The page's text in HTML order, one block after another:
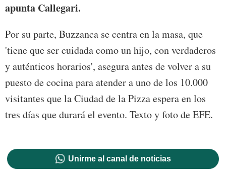
apunta Callegari.
Por su parte, Buzzanca se centra en la masa, que
'tiene que ser cuidada como un hijo, con verdaderos
y auténticos horarios', asegura antes de volver a su
puesto de cocina para atender a uno de los 10.000
visitantes que la Ciudad de la Pizza espera en los
tres días que durará el evento. Texto y foto de EFE.
Unirme al canal de noticias